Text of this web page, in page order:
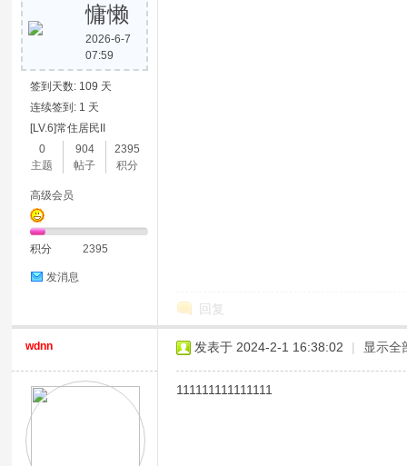
慵懒
2026-6-7
07:59
签到天数: 109 天
连续签到: 1 天
[LV.6]常住居民II
0
主题
904
帖子
2395
积分
高级会员
积分 2395
发消息
回复
wdnn 发表于 2024-2-1 16:38:02 | 显示全
111111111111111